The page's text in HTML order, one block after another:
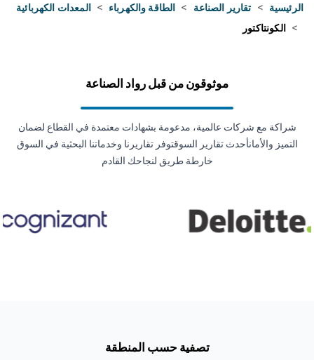
الرئيسية > تقارير الصناعة > الطاقة والكهرباء > المعدات الكهربائية
> الكونتاكتور
موثوقون من قبل رواد الصناعة
شراكة مع شركات عالمية، مدعومة بشهادات معتمدة في القطاع لضمان
التميز والأمانأحدث تقارير السوقتوفر تقاريرنا وخدماتنا البحثية في السوق
خارطة طريق لنجاحك القادم
تصفية حسب المنطقة